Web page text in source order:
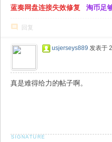
蓝奏网盘连接失效修复 淘币足
回复
usjerseys889 发表于
真是难得给力的帖子啊。